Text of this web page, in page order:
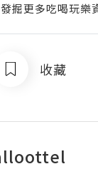
掘更多吃喝玩樂
收藏